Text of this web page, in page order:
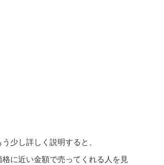
少し詳しく説明すると、
に近い金額で売ってくれる人を見